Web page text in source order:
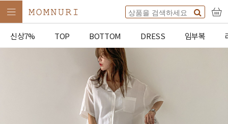
신상7% TOP BOTTOM DRESS 임부복